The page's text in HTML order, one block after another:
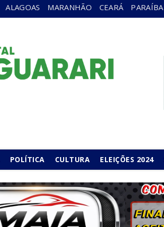
ALAGOAS MARANHÃO CEARÁ PARAÍBA
POLÍTICA CULTURA ELEIÇÕES 2024